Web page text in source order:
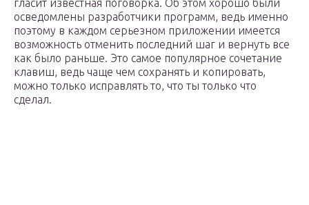
гласит известная поговорка. Об этом хорошо были
осведомлены разработчики программ, ведь именно
поэтому в каждом серьезном приложении имеется
возможность отменить последний шаг и вернуть все
как было раньше. Это самое популярное сочетание
клавиш, ведь чаще чем сохранять и копировать,
можно только исправлять то, что ты только что
сделал.